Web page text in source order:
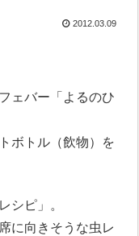
2012.03.09
ェバー「よるのひ
ボトル（飲物）を
シピ」。
に向きそうな虫レ